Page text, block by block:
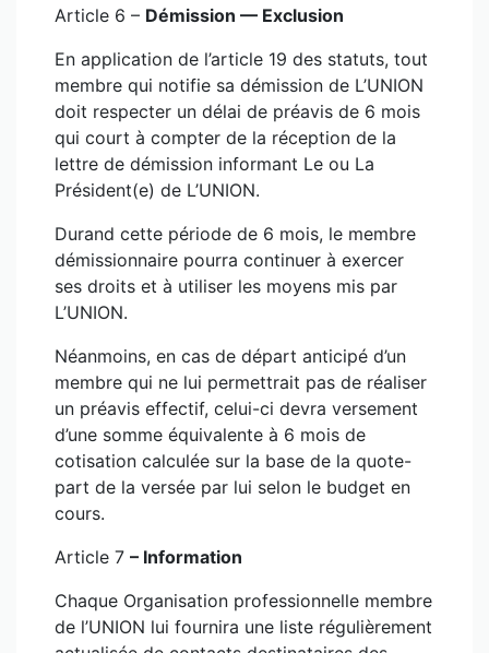
Article 6 – Démission — Exclusion
En application de l’article 19 des statuts, tout
membre qui notifie sa démission de L’UNION
doit respecter un délai de préavis de 6 mois
qui court à compter de la réception de la
lettre de démission informant Le ou La
Président(e) de L’UNION.
Durand cette période de 6 mois, le membre
démissionnaire pourra continuer à exercer
ses droits et à utiliser les moyens mis par
L’UNION.
Néanmoins, en cas de départ anticipé d’un
membre qui ne lui permettrait pas de réaliser
un préavis effectif, celui-ci devra versement
d’une somme équivalente à 6 mois de
cotisation calculée sur la base de la quote-
part de la versée par lui selon le budget en
cours.
Article 7 – Information
Chaque Organisation professionnelle membre
de l’UNION lui fournira une liste régulièrement